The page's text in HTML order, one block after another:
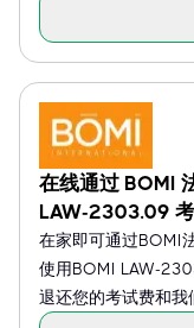
在线通过 BOMI
LAW-2303.09
在家即可通过BOMI
使用BOMI LAW-
退还您的考试费和我